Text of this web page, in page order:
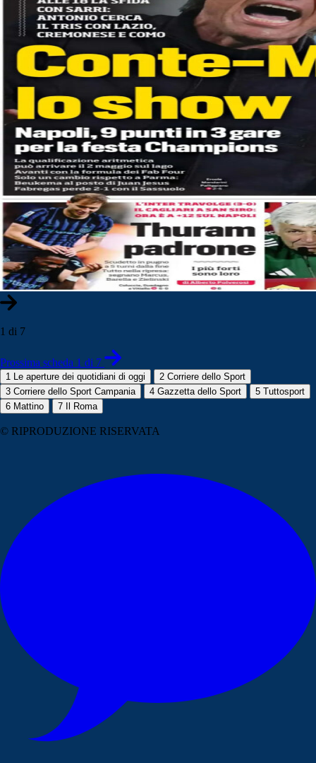
1 di 7
Prossima scheda 1 di 7
1 Le aperture dei quotidiani di oggi 2 Corriere dello Sport
3 Corriere dello Sport Campania 4 Gazzetta dello Sport 5 Tuttosport
6 Mattino 7 Il Roma
© RIPRODUZIONE RISERVATA